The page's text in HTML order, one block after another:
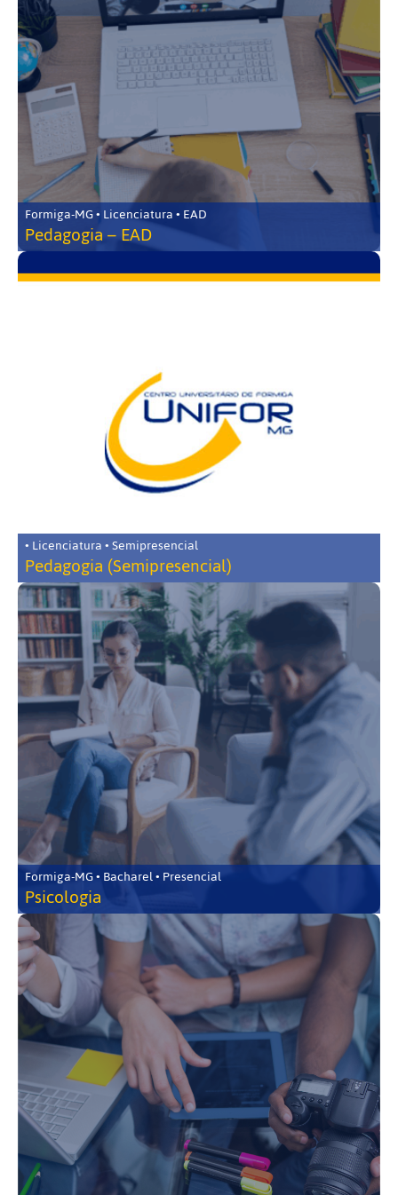
Formiga-MG • Licenciatura • EAD
Pedagogia – EAD
• Licenciatura • Semipresencial
Pedagogia (Semipresencial)
Formiga-MG • Bacharel • Presencial
Psicologia